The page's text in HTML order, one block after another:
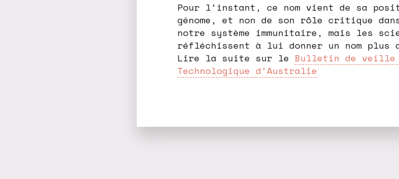
Pour l’instant, ce nom vient de sa
génome, et non de son rôle critique
notre système immunitaire, mais les
réfléchissent à lui donner un nom plus
Lire la suite sur le Bulletin de veille
Technologique d’Australie